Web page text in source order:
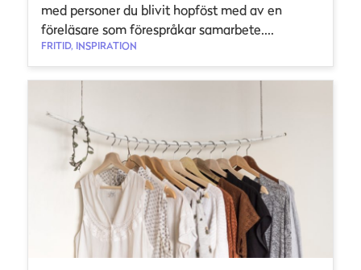
med personer du blivit hopföst med av en
föreläsare som förespråkar samarbete....
FRITID, INSPIRATION